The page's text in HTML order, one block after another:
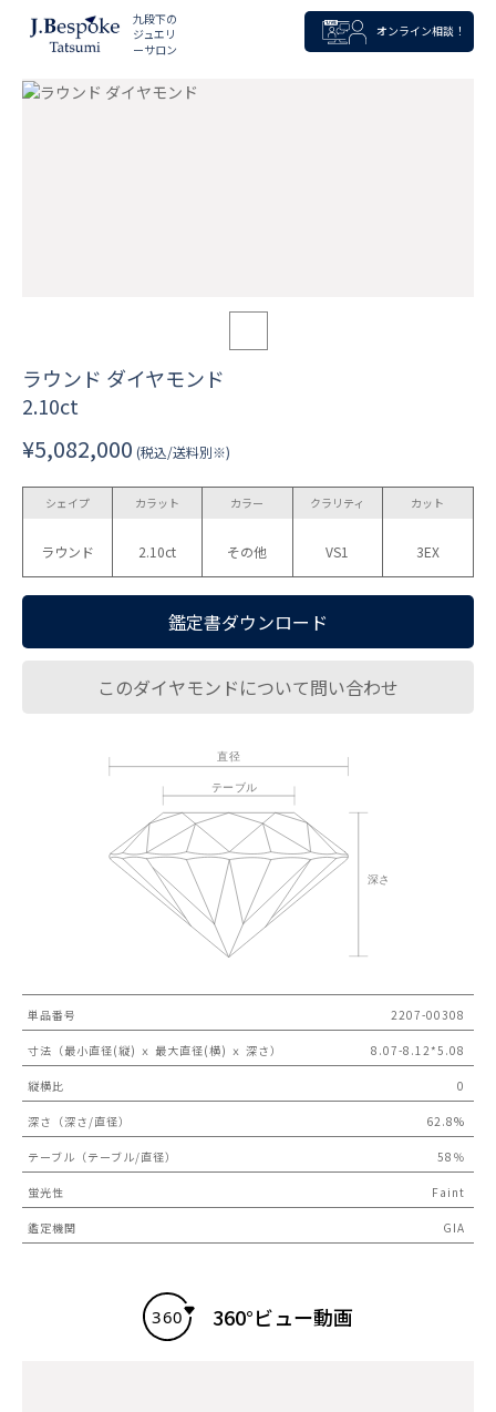
九段下の
ジュエリ
ーサロン
オンライン相談！
ラウンド ダイヤモンド
2.10ct
¥5,082,000 (税込/送料別※)
シェイプ
ラウンド
カラット
2.10ct
カラー
その他
クラリティ
VS1
カット
3EX
鑑定書ダウンロード
このダイヤモンドについて問い合わせ
単品番号 2207-00308
寸法（最小直径(縦) ｘ 最大直径(横) ｘ 深さ） 8.07-8.12*5.08
縦横比 0
深さ（深さ/直径） 62.8%
テーブル（テーブル/直径） 58％
蛍光性 Faint
鑑定機関 GIA
360°ビュー動画